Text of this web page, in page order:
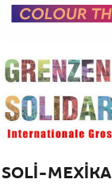
SOLI-